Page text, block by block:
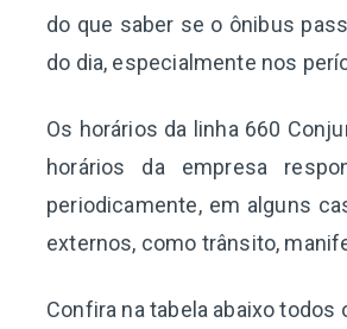
do que saber se o ônibus
do dia, especialmente nos
Os horários da linha 660
horários da empresa
periodicamente, em alguns
externos, como trânsito,
Confira na tabela abaixo